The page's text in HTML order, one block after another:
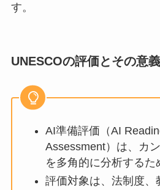
す。
UNESCOの評価とその意義
AI準備評価（AI
Assessment）は、カ
を多角的に分析するた
評価対象は、法制度、